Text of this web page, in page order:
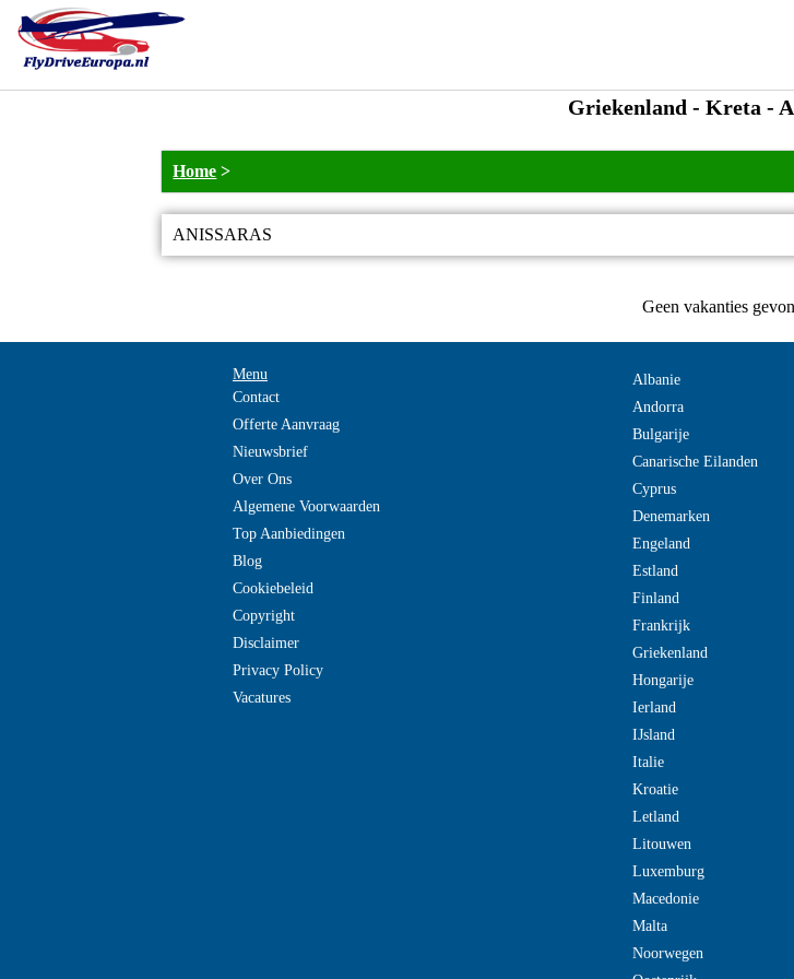
Griekenland - Kreta -
Home >
ANISSARAS
Geen vakanties
Menu
Contact
Offerte Aanvraag
Nieuwsbrief
Over Ons
Algemene Voorwaarden
Top Aanbiedingen
Blog
Cookiebeleid
Copyright
Disclaimer
Privacy Policy
Vacatures
Albanie
Andorra
Bulgarije
Canarische Eilanden
Cyprus
Denemarken
Engeland
Estland
Finland
Frankrijk
Griekenland
Hongarije
Ierland
IJsland
Italie
Kroatie
Letland
Litouwen
Luxemburg
Macedonie
Malta
Noorwegen